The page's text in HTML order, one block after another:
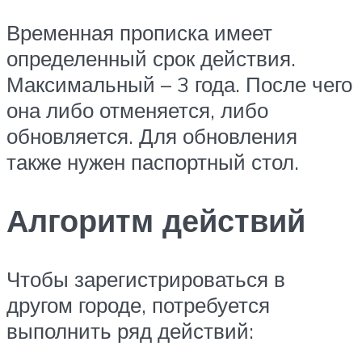
Временная прописка имеет
определенный срок действия.
Максимальный – 3 года. После чего
она либо отменяется, либо
обновляется. Для обновления
также нужен паспортный стол.
Алгоритм действий
Чтобы зарегистрироваться в
другом городе, потребуется
выполнить ряд действий: